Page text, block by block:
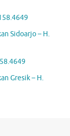
Sidoarjo – H.
Gresik – H.